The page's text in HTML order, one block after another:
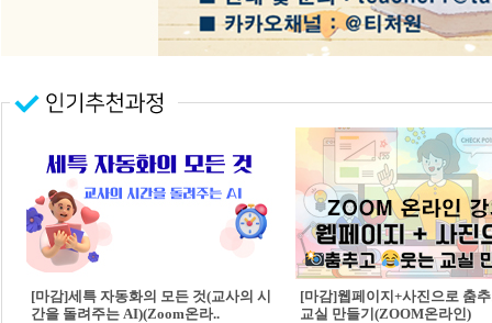
[마감]세특 자동화의 모든 것(교사의 시
간을 돌려주는 AI)(Zoom온라..
[마감]웹페이지+사진으로 춤
교실 만들기(ZOOM온라인)